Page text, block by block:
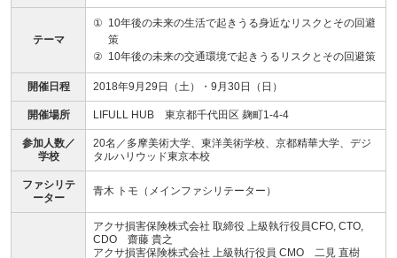
テーマ
① 10年後の未来の生活で起きうる身近なリスクとその回避
策
② 10年後の未来の交通環境で起きうるリスクとその回避策
開催日程 2018年9月29日（土）・9月30日（日）
開催場所 LIFULL HUB 東京都千代田区 麹町1-4-4
参加人数／
学校
20名／多摩美術大学、東洋美術学校、京都精華大学、デジ
タルハリウッド東京本校
ファシリテ
ーター
青木 トモ（メインファシリテーター）
アクサ損害保険株式会社 取締役 上級執行役員CFO, CTO,
CDO 齋藤 貴之
アクサ損害保険株式会社 上級執行役員 CMO 二見 直樹